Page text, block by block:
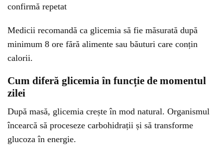
confirmă repetat
Medicii recomandă ca glicemia să fie măsurată după
minimum 8 ore fără alimente sau băuturi care conțin
calorii.
Cum diferă glicemia în funcție de momentul
zilei
După masă, glicemia crește în mod natural. Organismul
încearcă să proceseze carbohidrații și să transforme
glucoza în energie.